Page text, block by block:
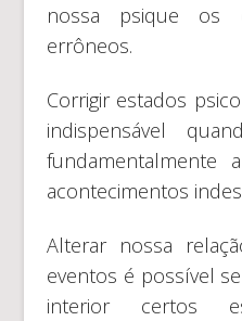
nossa psique os
errôneos.
Corrigir estados
indispensável
fundamentalmente
acontecimentos
Alterar nossa
eventos é possível
interior certos